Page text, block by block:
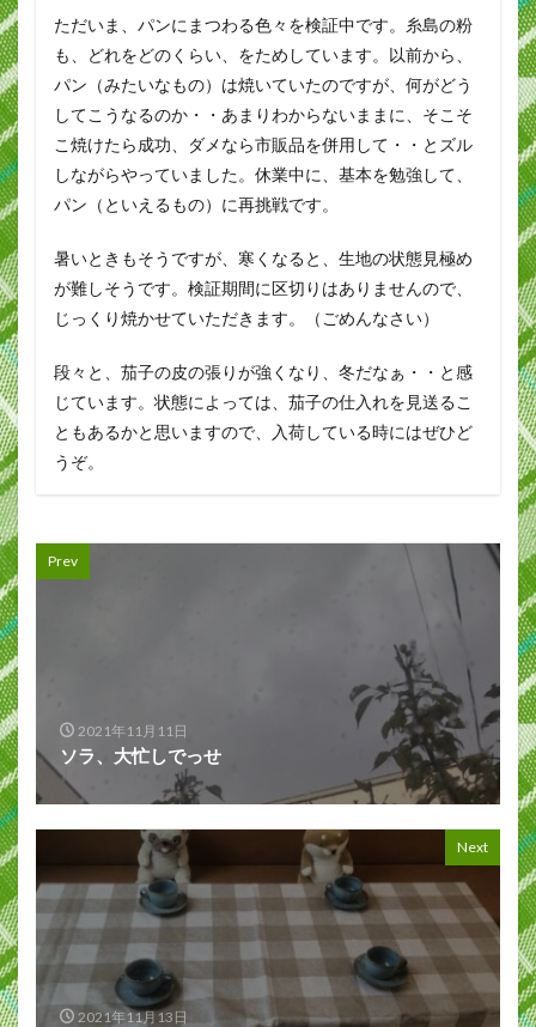
ただいま、パンにまつわる色々を検証中です。糸島の粉
も、どれをどのくらい、をためしています。以前から、
パン（みたいなもの）は焼いていたのですが、何がどう
してこうなるのか・・あまりわからないままに、そこそ
こ焼けたら成功、ダメなら市販品を併用して・・とズル
しながらやっていました。休業中に、基本を勉強して、
パン（といえるもの）に再挑戦です。
暑いときもそうですが、寒くなると、生地の状態見極め
が難しそうです。検証期間に区切りはありませんので、
じっくり焼かせていただきます。（ごめんなさい）
段々と、茄子の皮の張りが強くなり、冬だなぁ・・と感
じています。状態によっては、茄子の仕入れを見送るこ
ともあるかと思いますので、入荷している時にはぜひど
うぞ。
Prev
2021年11月11日
ソラ、大忙しでっせ
Next
2021年11月13日